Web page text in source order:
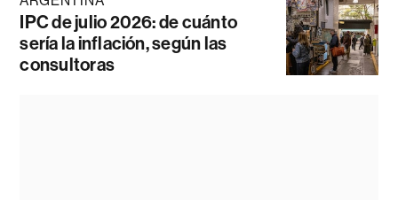
IPC de julio 2026: de cuánto
sería la inflación, según las
consultoras